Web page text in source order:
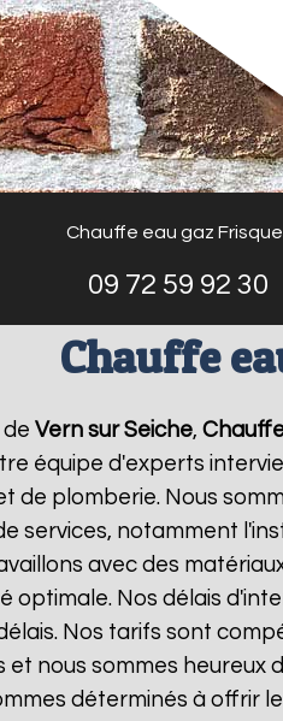
Chauffe eau gaz
09 72 59 92 30
Chauffe
de Vern sur Seiche,
équipe d'experts
de plomberie. Nous
services, notamment
avec des
optimale. Nos délais
Nos tarifs sont
et nous sommes heureux
déterminés à offrir